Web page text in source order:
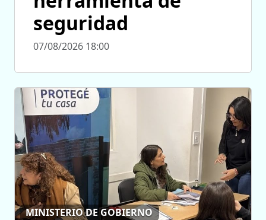
seguridad
07/08/2026 18:00
MINISTERIO DE GOBIERNO